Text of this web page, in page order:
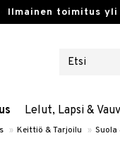
Ilmainen toimitus yli
Lelut, Lapsi &
» Keittiö & Tarjoilu » Suola